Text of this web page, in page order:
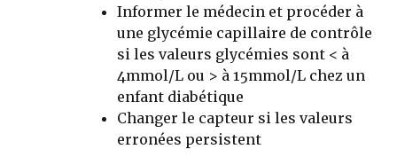
Informer le médecin et procéder à
une glycémie capillaire de contrôle
si les valeurs glycémies sont < à
4mmol/L ou > à 15mmol/L chez un
enfant diabétique
Changer le capteur si les valeurs
erronées persistent